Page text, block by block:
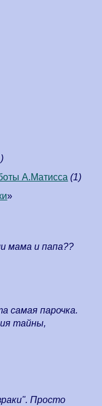
А.Матисса (1)
»
мама и папа??
самая парочка.
тайны,
Просто